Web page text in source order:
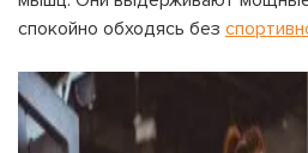
спокойно обходясь без